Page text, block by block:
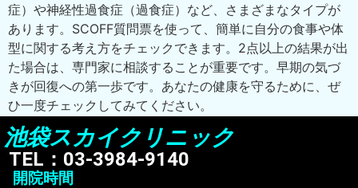
症）や神経性過食症（過食症）など、さまざまなタイプが
あります。SCOFF質問票を使って、簡単に自分の食事や体
型に関する考え方をチェックできます。2点以上の結果が出
た場合は、専門家に相談することが重要です。早期の気づ
きが回復への第一歩です。あなたの健康を守るために、ぜ
ひ一度チェックしてみてください。
池袋スカイクリニック
TEL：03-3984-9140
開院時間